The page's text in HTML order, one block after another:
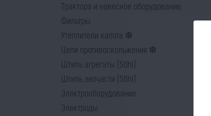
Трактора и навесное оборудование
Фильтры
Утеплители капота ❆
Цепи противоскольжения ❆
Штиль агрегаты (Stihl)
Штиль запчасти (Stihl)
Электрооборудование
Электроды